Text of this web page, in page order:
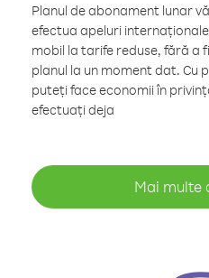
Planul de abonament lunar
efectua apeluri
mobil la tarife reduse, fără a
planul la un moment dat. Cu
puteți face economii în
efectuați deja
Mai multe